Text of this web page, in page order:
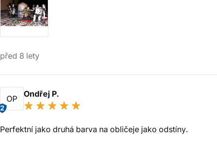
před 8 lety
OP
2
Ondřej P.
Perfektní jako druhá barva na obličeje jako odstíny.